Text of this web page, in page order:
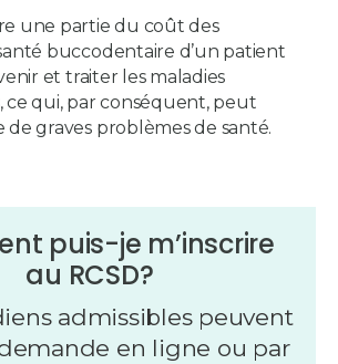
une partie du coût des
buccodentaire d’un patient
et traiter les maladies
ce qui, par conséquent, peut
graves problèmes de santé.
puis-je m’inscrire
au RCSD?
admissibles peuvent
en ligne ou par